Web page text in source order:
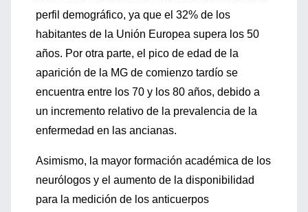
perfil demográfico, ya que el 32% de los
habitantes de la Unión Europea supera los 50
años. Por otra parte, el pico de edad de la
aparición de la MG de comienzo tardío se
encuentra entre los 70 y los 80 años, debido a
un incremento relativo de la prevalencia de la
enfermedad en las ancianas.
Asimismo, la mayor formación académica de los
neurólogos y el aumento de la disponibilidad
para la medición de los anticuerpos